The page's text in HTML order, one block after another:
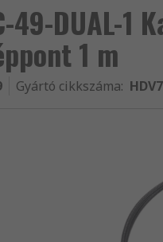
49-DUAL-1
1 m
Gyártó cikkszáma: